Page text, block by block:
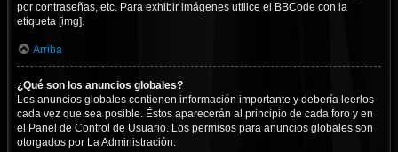
por contraseñas, etc. Para exhibir imágenes utilice el BBCode con la
etiqueta [img].
Arriba
¿Qué son los anuncios globales?
Los anuncios globales contienen información importante y debería leerlos
cada vez que sea posible. Éstos aparecerán al principio de cada foro y en
el Panel de Control de Usuario. Los permisos para anuncios globales son
otorgados por La Administración.